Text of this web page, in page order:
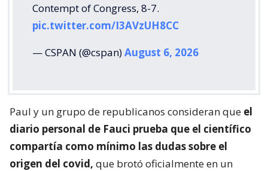
Contempt of Congress, 8-7.
pic.twitter.com/I3AVzUH8CC
— CSPAN (@cspan)August 6, 2026
Paul y un grupo de republicanos consideran que el
diario personal de Fauci prueba que el científico
compartía como mínimo las dudas sobre el
origen del covid, que brotó oficialmente en un